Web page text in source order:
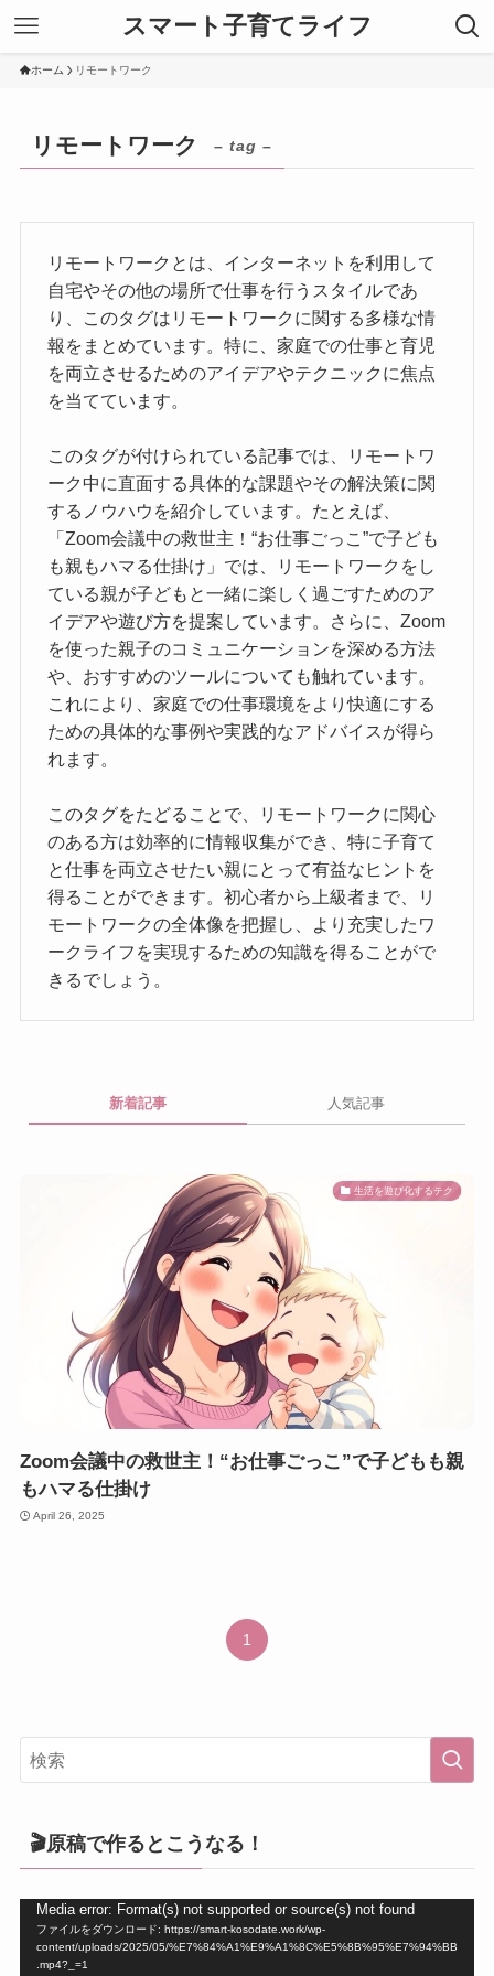
スマート子育てライフ
ホーム リモートワーク
リモートワーク – tag –
リモートワークとは、インターネットを利用して
自宅やその他の場所で仕事を行うスタイルであ
り、このタグはリモートワークに関する多様な情
報をまとめています。特に、家庭での仕事と育児
を両立させるためのアイデアやテクニックに焦点
を当てています。
このタグが付けられている記事では、リモートワ
ーク中に直面する具体的な課題やその解決策に関
するノウハウを紹介しています。たとえば、
「Zoom会議中の救世主！“お仕事ごっこ”で子ども
も親もハマる仕掛け」では、リモートワークをし
ている親が子どもと一緒に楽しく過ごすためのア
イデアや遊び方を提案しています。さらに、Zoom
を使った親子のコミュニケーションを深める方法
や、おすすめのツールについても触れています。
これにより、家庭での仕事環境をより快適にする
ための具体的な事例や実践的なアドバイスが得ら
れます。
このタグをたどることで、リモートワークに関心
のある方は効率的に情報収集ができ、特に子育て
と仕事を両立させたい親にとって有益なヒントを
得ることができます。初心者から上級者まで、リ
モートワークの全体像を把握し、より充実したワ
ークライフを実現するための知識を得ることがで
きるでしょう。
新着記事 人気記事
生活を遊び化するテク
Zoom会議中の救世主！“お仕事ごっこ”で子どもも親
もハマる仕掛け
April 26, 2025
1
🎬原稿で作るとこうなる！
Media error: Format(s) not supported or source(s) not found
ファイルをダウンロード: https://smart-kosodate.work/wp-
content/uploads/2025/05/%E7%84%A1%E9%A1%8C%E5%8B%95%E7%94%BB
.mp4?_=1